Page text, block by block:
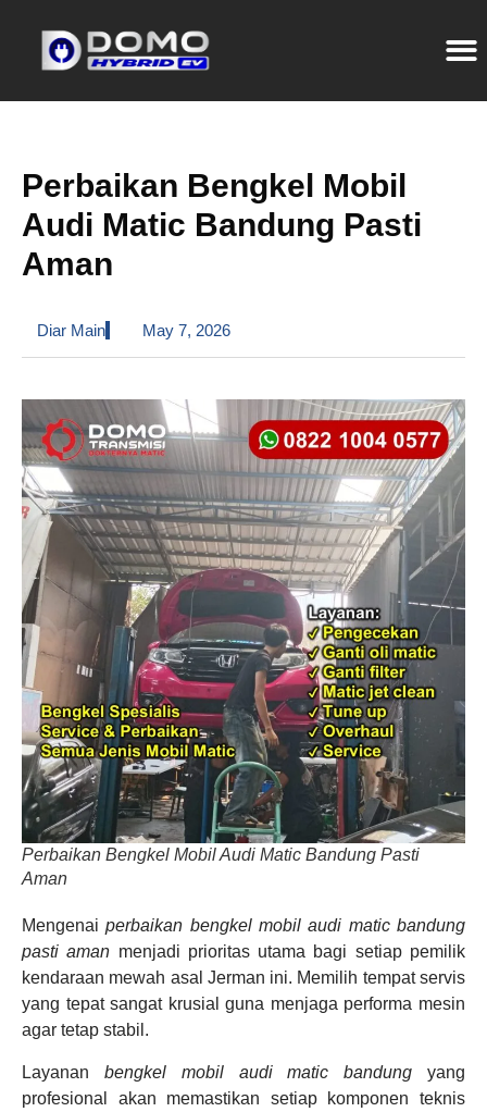
Perbaikan Bengkel Mobil
Audi Matic Bandung Pasti
Aman
Diar Main May 7, 2026
Perbaikan Bengkel Mobil Audi Matic Bandung Pasti
Aman
Mengenaiperbaikan bengkel mobil audi matic bandung
pasti aman menjadi prioritas utama bagi setiap pemilik
kendaraan mewah asal Jerman ini. Memilih tempat servis
yang tepat sangat krusial guna menjaga performa mesin
agar tetap stabil.
Layanan bengkel mobil audi matic bandung yang
profesional akan memastikan setiap komponen teknis